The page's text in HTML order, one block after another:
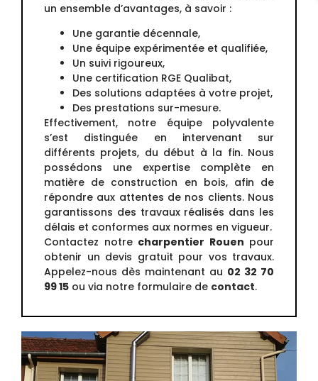
un ensemble d’avantages, à savoir :
Une garantie décennale,
Une équipe expérimentée et qualifiée,
Un suivi rigoureux,
Une certification RGE Qualibat,
Des solutions adaptées à votre projet,
Des prestations sur-mesure.
Effectivement, notre équipe polyvalente
s’est distinguée en intervenant sur
différents projets, du début à la fin. Nous
possédons une expertise complète en
matière de construction en bois, afin de
répondre aux attentes de nos clients. Nous
garantissons des travaux réalisés dans les
délais et conformes aux normes en vigueur.
Contactez notre charpentier Rouen pour
obtenir un devis gratuit pour vos travaux.
Appelez-nous dès maintenant au 02 32 70
99 15 ou via notre formulaire de contact.